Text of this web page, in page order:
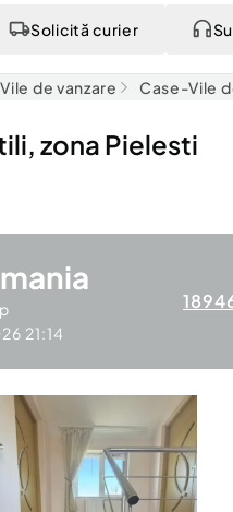
Solicită curier
de vanzare Case-Vile
zona Pielesti
21:14